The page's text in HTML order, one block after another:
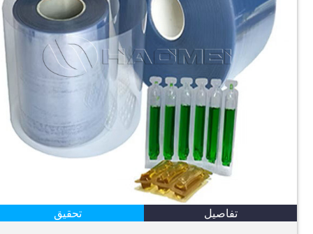
تفاصيل تحقيق